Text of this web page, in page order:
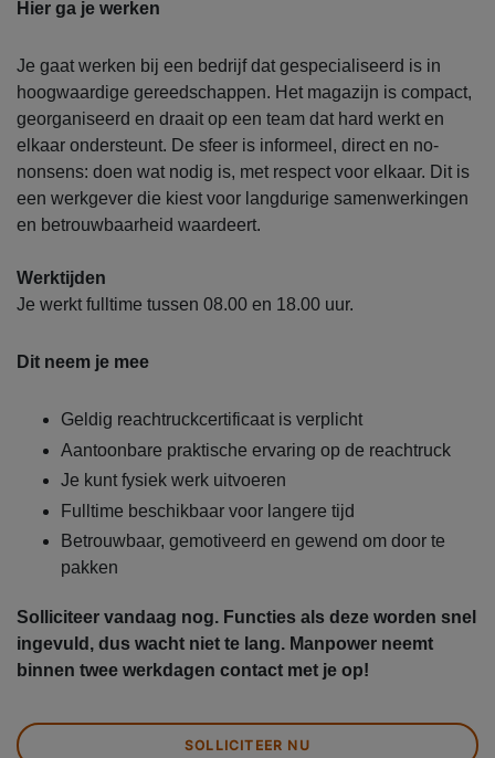
Hier ga je werken
Je gaat werken bij een bedrijf dat gespecialiseerd is in
hoogwaardige gereedschappen. Het magazijn is compact,
georganiseerd en draait op een team dat hard werkt en
elkaar ondersteunt. De sfeer is informeel, direct en no-
nonsens: doen wat nodig is, met respect voor elkaar. Dit is
een werkgever die kiest voor langdurige samenwerkingen
en betrouwbaarheid waardeert.
Werktijden
Je werkt fulltime tussen 08.00 en 18.00 uur.
Dit neem je mee
Geldig reachtruckcertificaat is verplicht
Aantoonbare praktische ervaring op de reachtruck
Je kunt fysiek werk uitvoeren
Fulltime beschikbaar voor langere tijd
Betrouwbaar, gemotiveerd en gewend om door te
pakken
Solliciteer vandaag nog. Functies als deze worden snel
ingevuld, dus wacht niet te lang. Manpower neemt
binnen twee werkdagen contact met je op!
SOLLICITEER NU